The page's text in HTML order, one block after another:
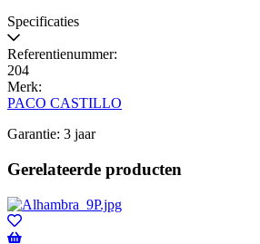
Specificaties
Referentienummer:
204
Merk:
PACO CASTILLO
Garantie: 3 jaar
Gerelateerde producten